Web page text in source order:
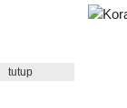
tutup